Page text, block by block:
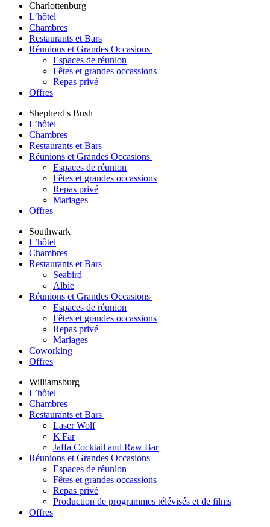
Charlottenburg
L’hôtel
Chambres
Restaurants et Bars
Réunions et Grandes Occasions
Espaces de réunion
Fêtes et grandes occassions
Repas privé
Offres
Shepherd's Bush
L’hôtel
Chambres
Restaurants et Bars
Réunions et Grandes Occasions
Espaces de réunion
Fêtes et grandes occassions
Repas privé
Mariages
Offres
Southwark
L’hôtel
Chambres
Restaurants et Bars
Seabird
Albie
Réunions et Grandes Occasions
Espaces de réunion
Fêtes et grandes occassions
Repas privé
Mariages
Coworking
Offres
Williamsburg
L’hôtel
Chambres
Restaurants et Bars
Laser Wolf
K'Far
Jaffa Cocktail and Raw Bar
Réunions et Grandes Occasions
Espaces de réunion
Fêtes et grandes occassions
Repas privé
Production de programmes télévisés et de films
Offres